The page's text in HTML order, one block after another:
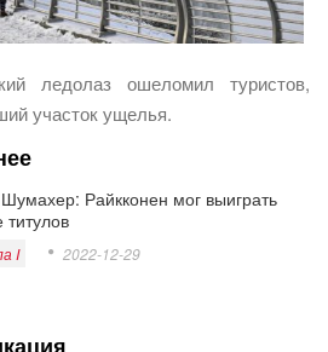
ледолаз ошеломил туристов,
участок ущелья.
Райкконен мог выиграть
I 2022-12-29